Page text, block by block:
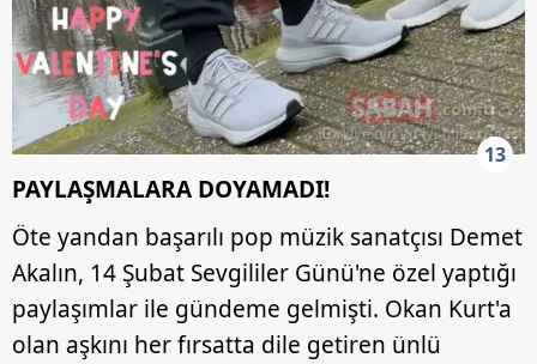
13
PAYLAŞMALARA DOYAMADI!
Öte yandan başarılı pop müzik sanatçısı Demet
Akalın, 14 Şubat Sevgililer Günü'ne özel yaptığı
paylaşımlar ile gündeme gelmişti. Okan Kurt'a
olan aşkını her fırsatta dile getiren ünlü